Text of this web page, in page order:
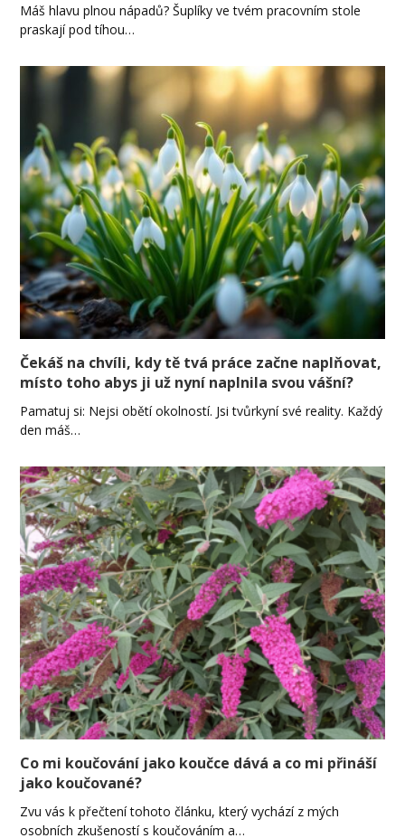
Máš hlavu plnou nápadů? Šuplíky ve tvém pracovním stole
praskají pod tíhou…
Čekáš na chvíli, kdy tě tvá práce začne naplňovat,
místo toho abys ji už nyní naplnila svou vášní?
Pamatuj si: Nejsi obětí okolností. Jsi tvůrkyní své reality. Každý
den máš…
Co mi koučování jako koučce dává a co mi přináší
jako koučované?
Zvu vás k přečtení tohoto článku, který vychází z mých
osobních zkušeností s koučováním a…